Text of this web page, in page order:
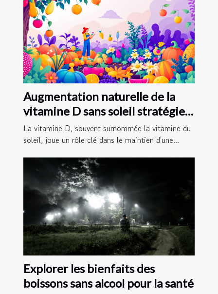
Augmentation naturelle de la
vitamine D sans soleil stratégies
alimentaires et compléments
La vitamine D, souvent surnommée la vitamine du
soleil, joue un rôle clé dans le maintien d'une...
Explorer les bienfaits des
boissons sans alcool pour la santé